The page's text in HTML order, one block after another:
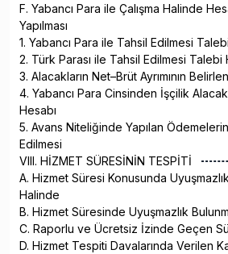
F. Yabancı Para ile Çalışma Halinde
Yapılması
1. Yabancı Para ile Tahsil Edilmesi
2. Türk Parası ile Tahsil Edilmesi Talebi
3. Alacakların Net–Brüt Ayrımının
4. Yabancı Para Cinsinden İşçilik
Hesabı
5. Avans Niteliğinde Yapılan
Edilmesi
VIII. HİZMET SÜRESİNİN TESPİTİ
A. Hizmet Süresi Konusunda
Halinde
B. Hizmet Süresinde Uyuşmazlık
C. Raporlu ve Ücretsiz İzinde Geçen
D. Hizmet Tespiti Davalarında Verilen